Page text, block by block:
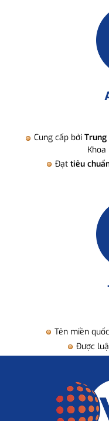
Cung cấp bởi
Đạt tiêu
Tên miền
Được